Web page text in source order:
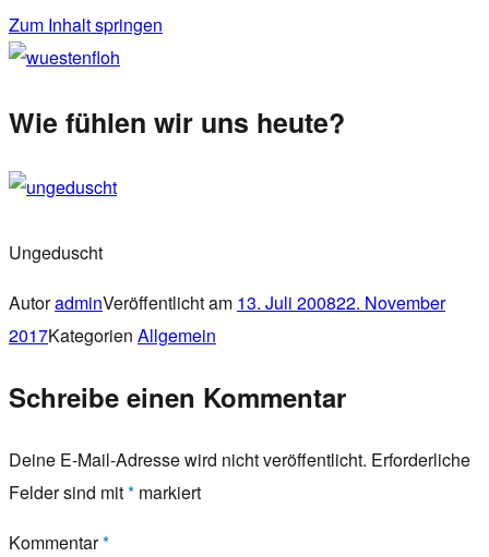
Zum Inhalt springen
wuestenfloh
Wie fühlen wir uns heute?
Ungeduscht
AutoradminVeröffentlicht am 13. Juli 200822. November
2017Kategorien Allgemein
Schreibe einen Kommentar
Deine E-Mail-Adresse wird nicht veröffentlicht. Erforderliche
Felder sind mit* markiert
Kommentar*